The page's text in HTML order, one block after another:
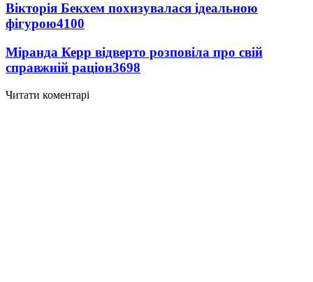
Вікторія Бекхем похизувалася ідеальною
фігурою4100
Міранда Керр відверто розповіла про свій
справжній раціон3698
Читати коментарі